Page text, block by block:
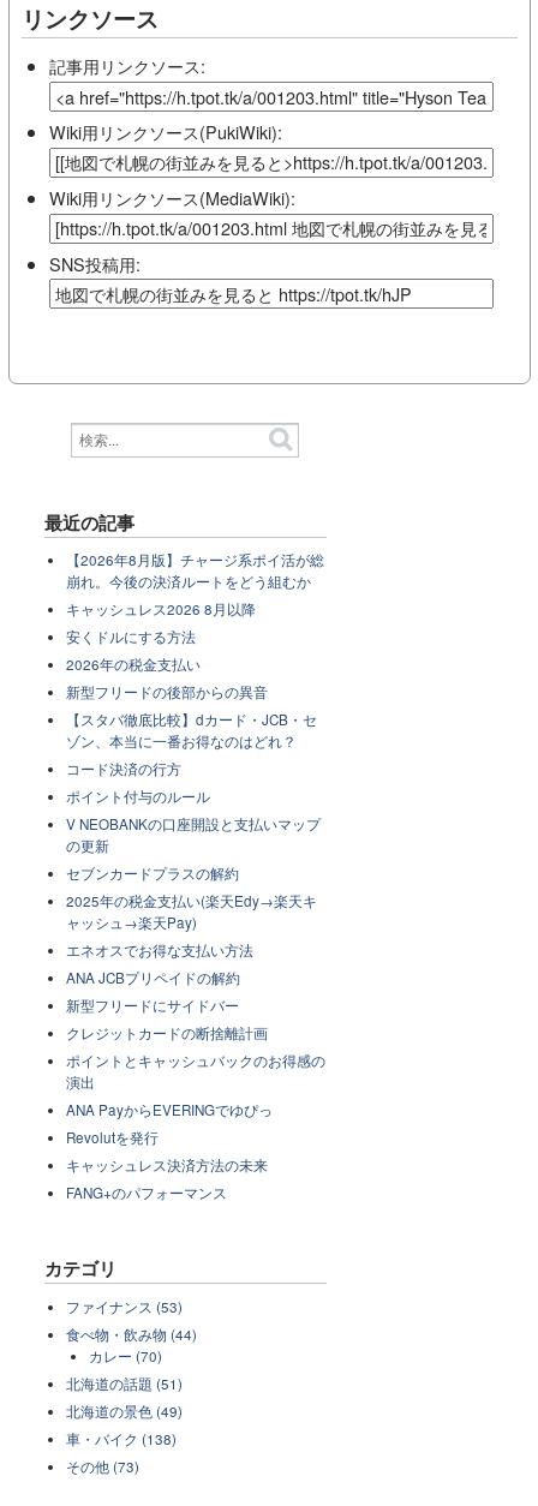
リンクソース
記事用リンクソース:
Wiki用リンクソース(PukiWiki):
Wiki用リンクソース(MediaWiki):
SNS投稿用:
最近の記事
【2026年8月版】チャージ系ポイ活が総
崩れ。今後の決済ルートをどう組むか
キャッシュレス2026 8月以降
安くドルにする方法
2026年の税金支払い
新型フリードの後部からの異音
【スタバ徹底比較】dカード・JCB・セ
ゾン、本当に一番お得なのはどれ？
コード決済の行方
ポイント付与のルール
V NEOBANKの口座開設と支払いマップ
の更新
セブンカードプラスの解約
2025年の税金支払い(楽天Edy→楽天キ
ャッシュ→楽天Pay)
エネオスでお得な支払い方法
ANA JCBプリペイドの解約
新型フリードにサイドバー
クレジットカードの断捨離計画
ポイントとキャッシュバックのお得感の
演出
ANA PayからEVERINGでゆぴっ
Revolutを発行
キャッシュレス決済方法の未来
FANG+のパフォーマンス
カテゴリ
ファイナンス (53)
食べ物・飲み物 (44)
カレー (70)
北海道の話題 (51)
北海道の景色 (49)
車・バイク (138)
その他 (73)